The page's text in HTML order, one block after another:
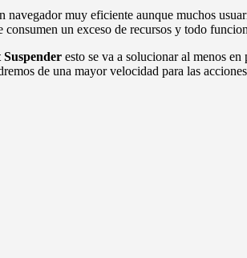
navegador muy eficiente aunque muchos
consumen un exceso de recursos y todo
esto se va a solucionar al menos
de una mayor velocidad para las